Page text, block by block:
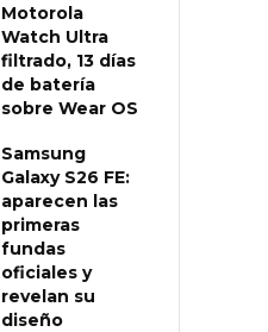
Motorola
Watch Ultra
filtrado, 13 días
de batería
sobre Wear OS
Samsung
Galaxy S26 FE:
aparecen las
primeras
fundas
oficiales y
revelan su
diseño